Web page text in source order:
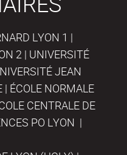
LYON 1 |
2 | UNIVERSITÉ
JEAN
ÉCOLE NORMALE
CENTRALE DE
PO LYON |